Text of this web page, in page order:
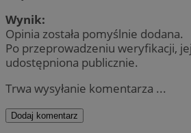
Wynik:
Opinia została pomyślnie dodana.
Po przeprowadzeniu weryfikacji,
udostępniona publicznie.
Trwa wysyłanie komentarza ...
Dodaj komentarz